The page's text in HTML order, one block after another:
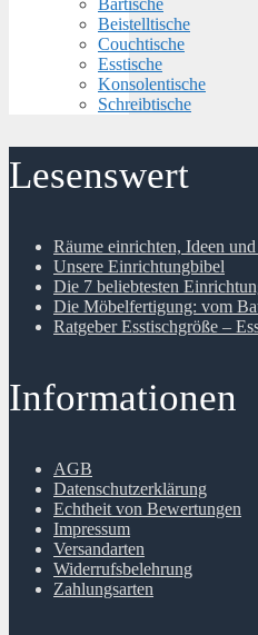
Bartische
Beistelltische
Couchtische
Esstische
Konsolentische
Schreibtische
Lesenswert
Räume einrichten, Ideen
Unsere Einrichtungbibel
Die 7 beliebtesten
Die Möbelfertigung: vom
Ratgeber Esstischgröße –
Informationen
AGB
Datenschutzerklärung
Echtheit von Bewertungen
Impressum
Versandarten
Widerrufsbelehrung
Zahlungsarten